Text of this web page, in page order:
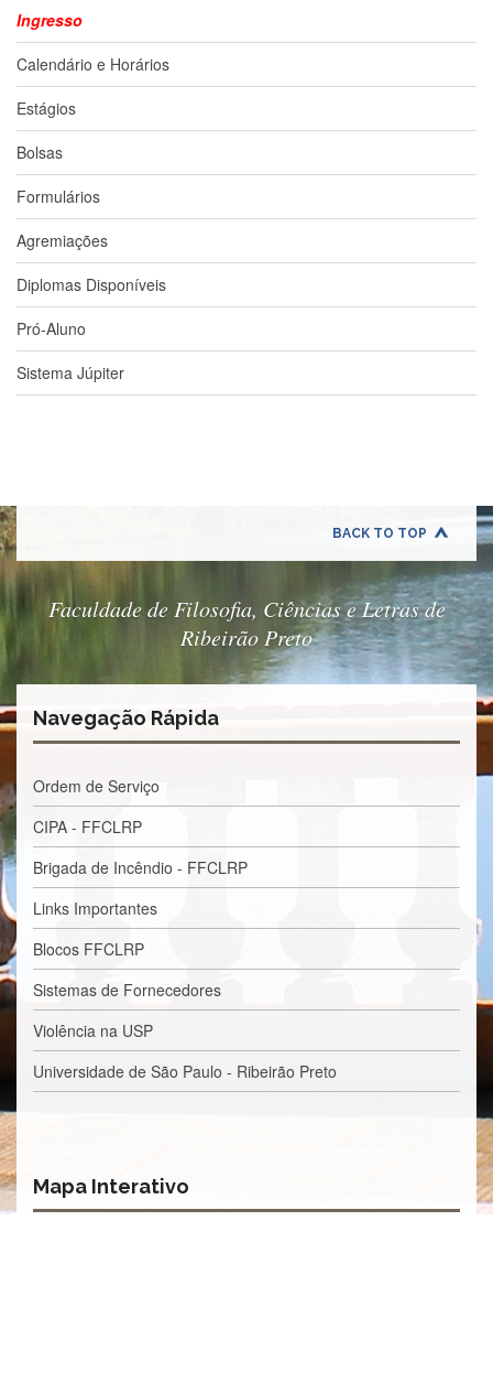
Apresentação
e
Projetos
Museu
de
Ciências
da
USP
Empresas
Juniores
Cursos
e
Atividades
Contato
INCLUSÃO
Missão
Portarias
e
deliberações
Editais
Eventos
de
Inclusão
e
Pertencimento
Apoio
estudantil
Você
não
Conheça
Ingresso
Calendário e Horários
Estágios
Bolsas
Formulários
Agremiações
Diplomas Disponíveis
Pró-Aluno
Sistema Júpiter
BACK TO TOP
Faculdade de Filosofia, Ciências e Letras de
Ribeirão Preto
Navegação Rápida
Ordem de Serviço
CIPA - FFCLRP
Brigada de Incêndio - FFCLRP
Links Importantes
Blocos FFCLRP
Sistemas de Fornecedores
Violência na USP
Universidade de São Paulo - Ribeirão Preto
Mapa Interativo